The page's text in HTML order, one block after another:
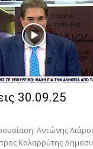
30.09.25
Αντώνης
Καλαρρύτης